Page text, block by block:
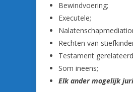
Bewindvoering;
Executele;
Rechten van
Testament
Som ineens;
Elk ander mogelijk